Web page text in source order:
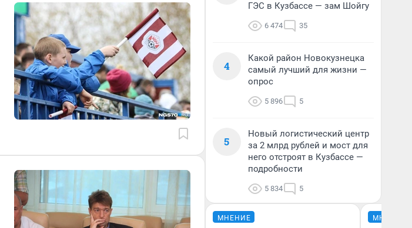
ГЭС в Кузбассе — зам Шойгу
6 474 35
4
Какой район Новокузнецка
самый лучший для жизни —
опрос
5 896 5
5
Новый логистический центр
за 2 млрд рублей и мост для
него отстроят в Кузбассе —
подробности
5 834 5
МНЕНИЕ МНЕНИЕ